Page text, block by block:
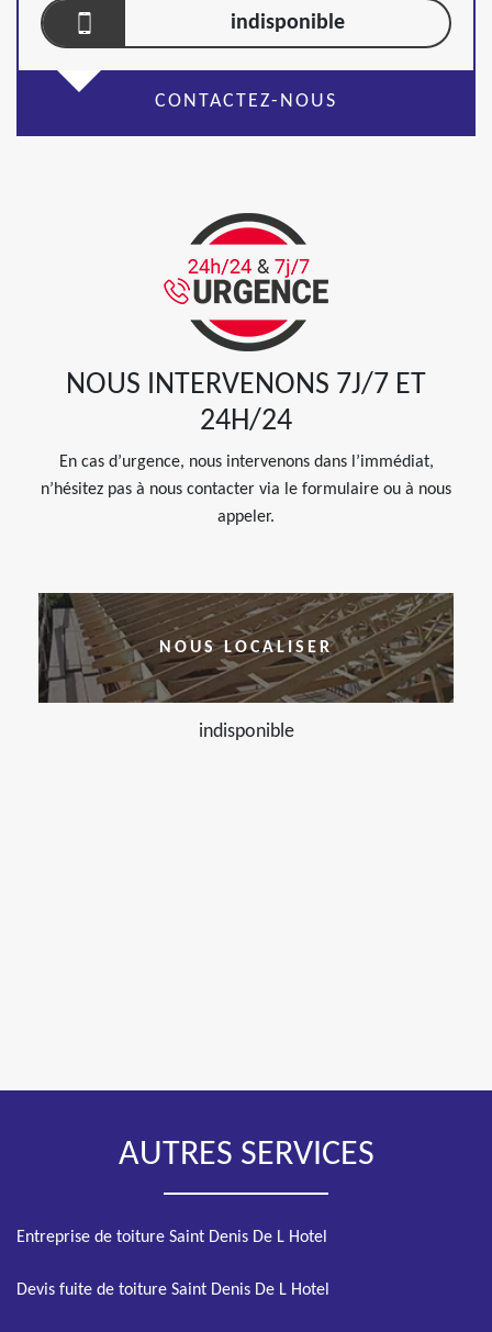
indisponible
CONTACTEZ-NOUS
NOUS INTERVENONS 7J/7 ET
24H/24
En cas d’urgence, nous intervenons dans l’immédiat,
n’hésitez pas à nous contacter via le formulaire ou à nous
appeler.
NOUS LOCALISER
indisponible
AUTRES SERVICES
Entreprise de toiture Saint Denis De L Hotel
Devis fuite de toiture Saint Denis De L Hotel